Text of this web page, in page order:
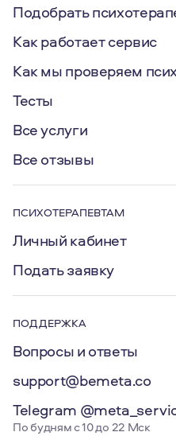
Подобрать
Как работает сервис
Как мы проверяем
Тесты
Все услуги
Все отзывы
ПСИХОТЕРАПЕВТАМ
Личный кабинет
Подать заявку
ПОДДЕРЖКА
Вопросы и ответы
support@bemeta.co
Telegram
По будням с 10 до 22 Мск